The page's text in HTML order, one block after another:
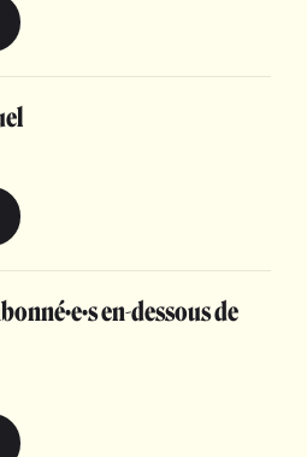
en-dessous de